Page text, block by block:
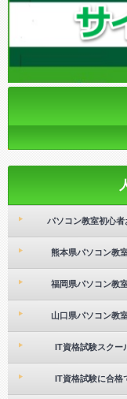
パソコン教室初心
熊本県パソコン教
福岡県パソコン教
山口県パソコン教
IT資格試験スクー
IT資格試験に合格